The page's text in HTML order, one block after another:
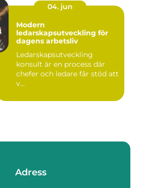
04. jun
Modern
ledarskapsutveckling för
dagens arbetsliv
Ledarskapsutveckling
konsult är en process där
chefer och ledare får stöd att
v...
Adress